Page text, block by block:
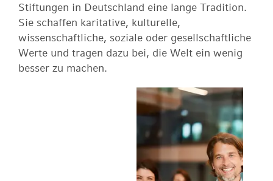
Sparen & Anlegen
Kredite
Vorsorgen & Absichern
Erben & Vererben
Private Banking
Ansprechpartner
Konto & Karten
Geldanlage
Vorsorge & Absicherung
Wertpapier-Vermögensverwaltung
Unternehmenskunden
Konto & Zahlungsverkehr
Versichern & Absichern
Übermittlung der wirtschaftlichen Daten
Stiftungen in Deutschland eine lange Tradition.
Sie schaffen karitative, kulturelle,
wissenschaftliche, soziale oder gesellschaftliche
Werte und tragen dazu bei, die Welt ein wenig
besser zu machen.